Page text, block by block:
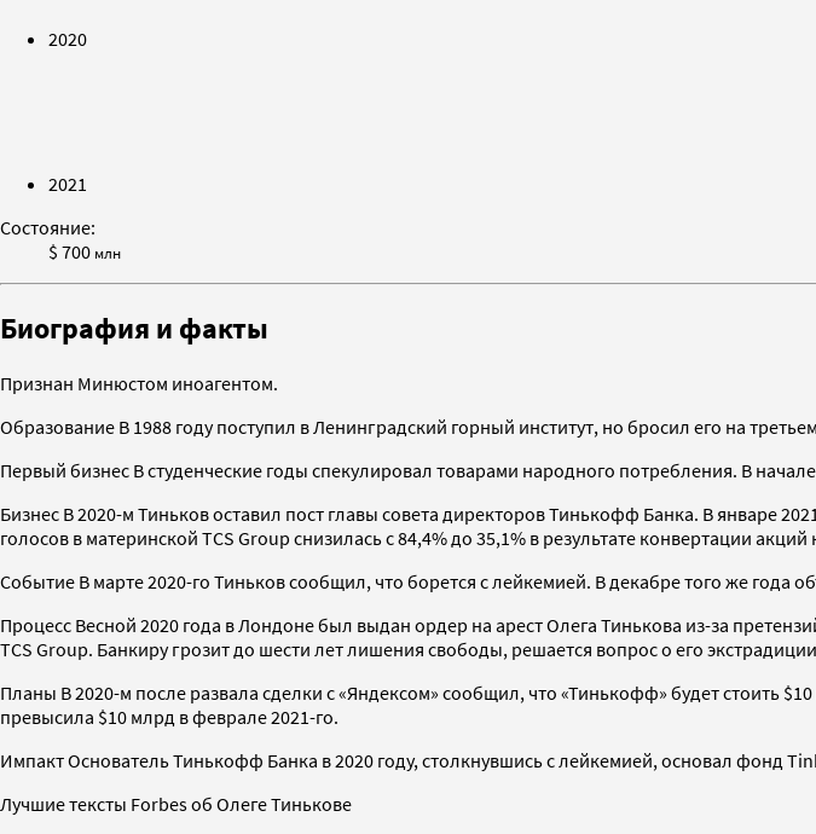
2020
2021
Состояние:
$ 700 млн
Биография и факты
Признан Минюстом иноагентом.
Образование В 1988 году поступил в Ленинградский горный институт, но бросил его на
Первый бизнес В студенческие годы спекулировал товарами народного потребления. В
Бизнес В 2020-м Тиньков оставил пост главы совета директоров Тинькофф Банка. В январе
голосов в материнской TCS Group снизилась c 84,4% до 35,1% в результате конвертации
Событие В марте 2020-го Тиньков сообщил, что борется с лейкемией. В декабре того же года
Процесс Весной 2020 года в Лондоне был выдан ордер на арест Олега Тинькова из-за
TCS Group. Банкиру грозит до шести лет лишения свободы, решается вопрос о его
Планы В 2020-м после развала сделки с «Яндексом» сообщил, что «Тинькофф» будет стоить
превысила $10 млрд в феврале 2021-го.
Импакт Основатель Тинькофф Банка в 2020 году, столкнувшись с лейкемией, основал фонд
Лучшие тексты Forbes об Олеге Тинькове